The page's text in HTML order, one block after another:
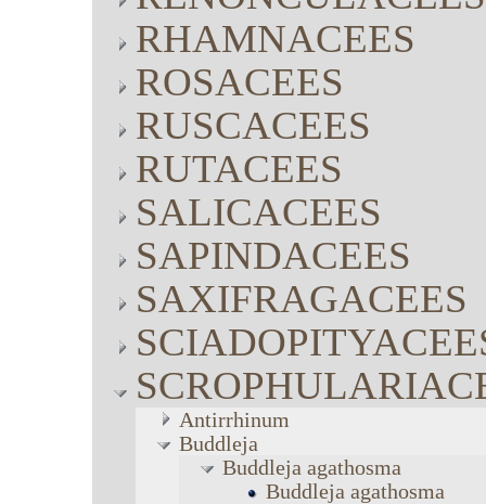
RHAMNACEES
ROSACEES
RUSCACEES
RUTACEES
SALICACEES
SAPINDACEES
SAXIFRAGACEES
Antirrhinum
Buddleja
Buddleja agathosma
Buddleja agathosma